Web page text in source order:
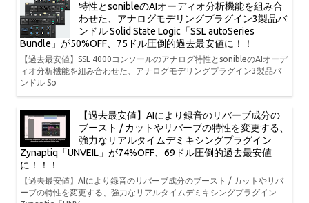
特性とsonibleのAIオーディオ分析機能を組み合
わせた、アナログモデリングプラグイン3製品バ
ンドル Solid State Logic「SSL autoSeries
Bundle」が50%OFF、75ドル圧倒的過去最安値に！！
【過去最安値】SSL 4000コンソールのアナログ特性とsonibleのAIオーデ
ィオ分析機能を組み合わせた、アナログモデリングプラグイン3製品バ
ンドル So
【過去最安値】AIにより録音のリバーブ成分の
ブースト / カットやリバーブの特性を変更する、
強力なリアルタイムデミキシングプラグイン
Zynaptiq「UNVEIL」が74%OFF、69ドル圧倒的過去最安値
に！！！
【過去最安値】AIにより録音のリバーブ成分のブースト / カットやリバ
ーブの特性を変更する、強力なリアルタイムデミキシングプラグイン